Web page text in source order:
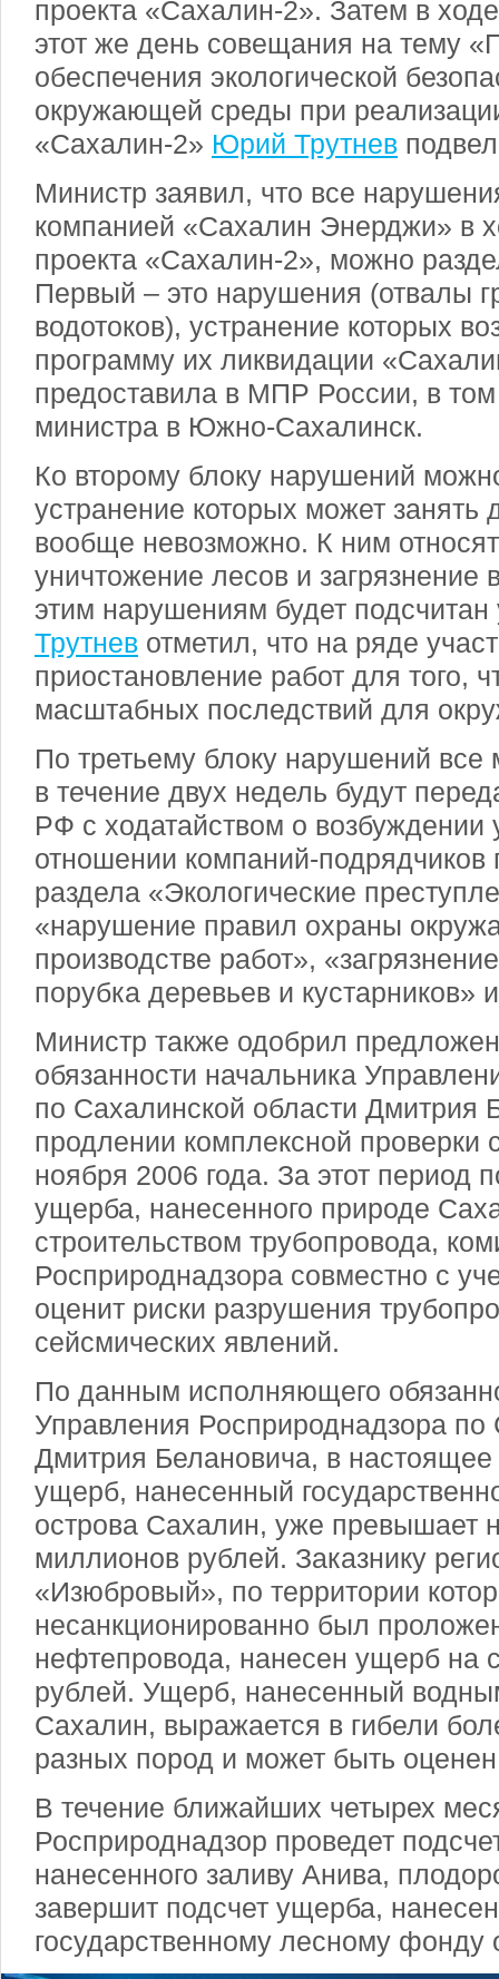
проекта «Сахалин-2». Затем в
этот же день совещания на тему
обеспечения экологической
окружающей среды при
«Сахалин-2» Юрий Трутнев
Министр заявил, что все
компанией «Сахалин Энерджи» в
проекта «Сахалин-2», можно
Первый – это нарушения (отвалы
водотоков), устранение которых
программу их ликвидации
предоставила в МПР России, в том
министра в Южно-Сахалинск.
Ко второму блоку нарушений
устранение которых может занять
вообще невозможно. К ним
уничтожение лесов и загрязнение
этим нарушениям будет
Трутнев отметил, что на ряде
приостановление работ для того,
масштабных последствий для
По третьему блоку нарушений все
в течение двух недель будут
РФ с ходатайством о возбуждении
отношении компаний-подрядчиков
раздела «Экологические
«нарушение правил охраны
производстве работ»,
порубка деревьев и кустарников»
Министр также одобрил
обязанности начальника
по Сахалинской области Дмитрия
продлении комплексной проверки
ноября 2006 года. За этот период
ущерба, нанесенного природе
строительством трубопровода,
Росприроднадзора совместно с
оценит риски разрушения
сейсмических явлений.
По данным исполняющего
Управления Росприроднадзора по
Дмитрия Белановича, в
ущерб, нанесенный
острова Сахалин, уже превышает
миллионов рублей. Заказнику
«Изюбровый», по территории
несанкционированно был
нефтепровода, нанесен ущерб на
рублей. Ущерб, нанесенный
Сахалин, выражается в гибели
разных пород и может быть
В течение ближайших четырех
Росприроднадзор проведет
нанесенного заливу Анива,
завершит подсчет ущерба,
государственному лесному фонду